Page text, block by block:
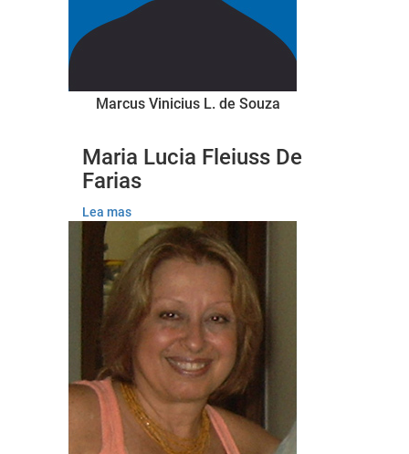
Marcus Vinicius L. de Souza
Maria Lucia Fleiuss De
Farias
Lea mas